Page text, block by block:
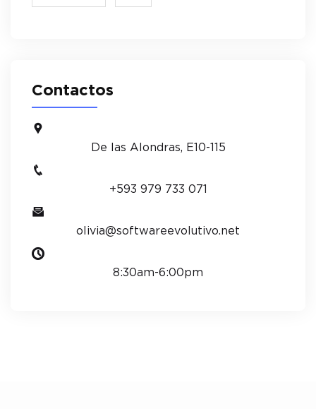
Contactos
De las Alondras, E10-115
+593 979 733 071
olivia@softwareevolutivo.net
8:30am-6:00pm